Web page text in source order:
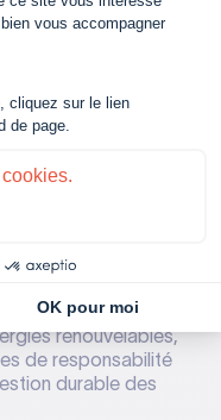
les énergies fossiles
en matière de
Cette approche est
avec les
positive vise à
qui excellent
les normes
peut inclure des
renouvelables,
de responsabilité
durable des